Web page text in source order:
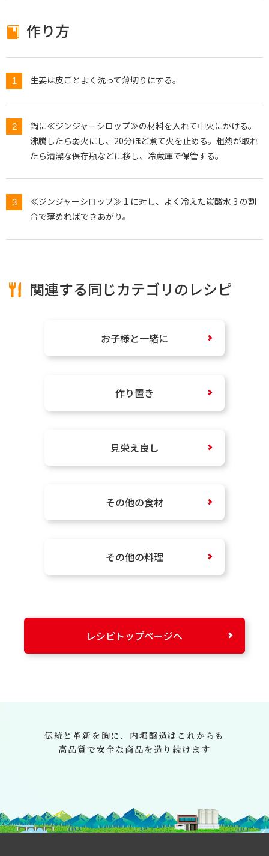
作り方
生姜は皮ごとよく洗って薄切りにする。
鍋に≪ジンジャーシロップ≫の材料を入れて中火にかける。
沸騰したら弱火にし、20分ほど煮て火を止める。粗熱が取れ
たら清潔な保存瓶などに移し、冷蔵庫で保管する。
≪ジンジャーシロップ≫ 1 に対し、よく冷えた炭酸水 3 の割
合で薄めればできあがり。
関連する同じカテゴリのレシピ
お子様と一緒に
作り置き
見栄え良し
その他の食材
その他の料理
レシピトップページへ
伝統と革新を胸に、 内堀醸造はこれからも
高品質で安全な商品を造り続けます